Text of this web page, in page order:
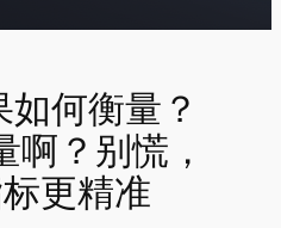
何衡量？
？别慌，
更精准